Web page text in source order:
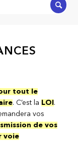
tout le
. C’est la LOI .
vos
de vos
voie